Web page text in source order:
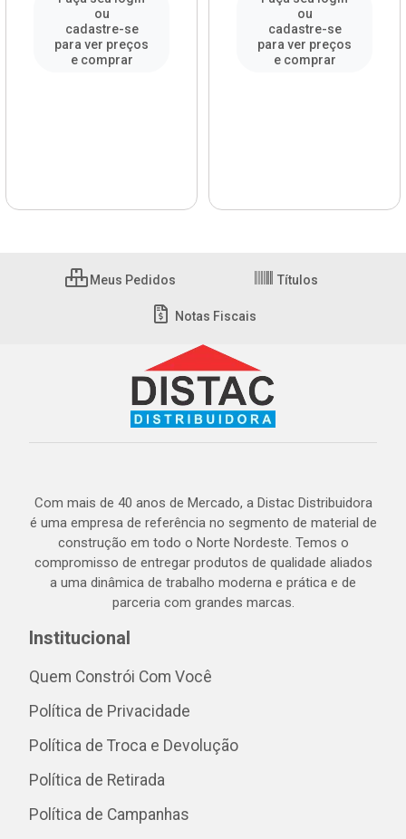
ou
cadastre-se
para ver preços
e comprar
ou
cadastre-se
para ver preços
e comprar
Meus Pedidos Títulos
Notas Fiscais
Com mais de 40 anos de Mercado, a Distac Distribuidora
é uma empresa de referência no segmento de material de
construção em todo o Norte Nordeste. Temos o
compromisso de entregar produtos de qualidade aliados
a uma dinâmica de trabalho moderna e prática e de
parceria com grandes marcas.
Institucional
Quem Constrói Com Você
Política de Privacidade
Política de Troca e Devolução
Política de Retirada
Política de Campanhas